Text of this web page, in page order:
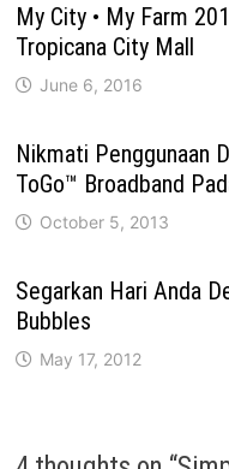
My City • My Farm
Tropicana City Mall
June 6, 2016
Nikmati Penggunaan
ToGo™ Broadband
October 5, 2013
Segarkan Hari Anda
Bubbles
May 17, 2012